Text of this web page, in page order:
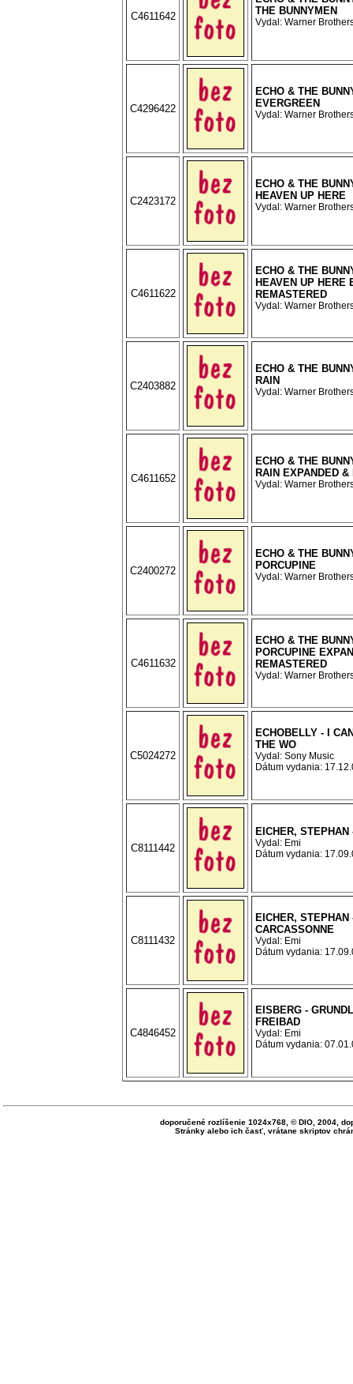
C4611642
THE BUNNYMEN
Vydal: Warner
C4296422
ECHO & THE
EVERGREEN
Vydal: Warner
C2423172
ECHO & THE
HEAVEN UP HERE
Vydal: Warner
C4611622
ECHO & THE
HEAVEN UP HERE
REMASTERED
Vydal: Warner
C2403882
ECHO & THE
RAIN
Vydal: Warner
C4611652
ECHO & THE
RAIN EXPANDED
Vydal: Warner
C2400272
ECHO & THE
PORCUPINE
Vydal: Warner
C4611632
ECHO & THE
PORCUPINE
REMASTERED
Vydal: Warner
C5024272
ECHOBELLY - I
THE WO
Vydal: Sony Music
Dátum vydania:
C8111442
EICHER, STEPHAN
Vydal: Emi
Dátum vydania:
C8111432
EICHER, STEPHAN
CARCASSONNE
Vydal: Emi
Dátum vydania:
C4846452
EISBERG -
FREIBAD
Vydal: Emi
Dátum vydania:
doporučené rozlíšenie 1024x768, © DIO, 2004,
Stránky alebo ich časť, vrátane skriptov